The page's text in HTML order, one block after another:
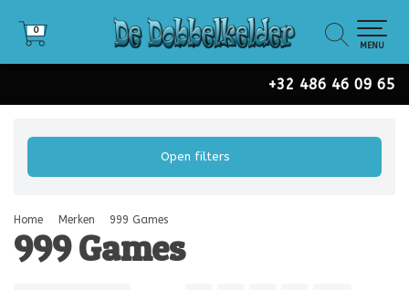
+32 486 46 09 65
0
0
MENU
Open filters
Home Merken 999 Games
999 Games